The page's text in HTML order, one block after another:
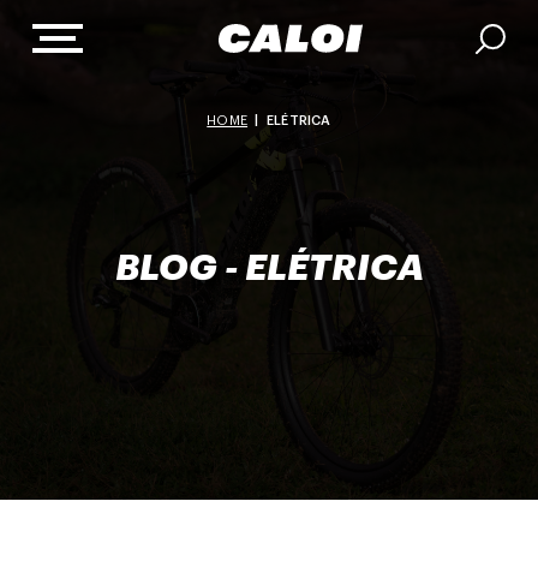
HOME ELÉTRICA
BLOG - ELÉTRICA